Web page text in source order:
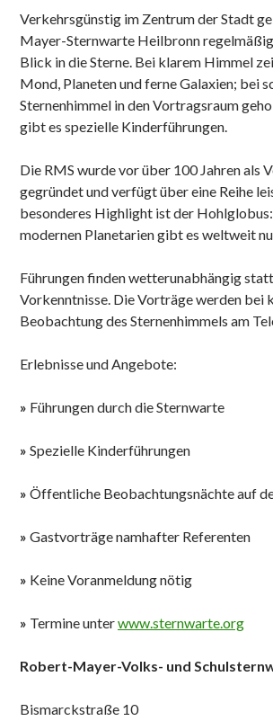
Verkehrsgünstig im Zentrum der Stadt
Mayer-Sternwarte Heilbronn
Blick in die Sterne. Bei klarem Himmel
Mond, Planeten und ferne Galaxien; bei
Sternenhimmel in den Vortragsraum
gibt es spezielle Kinderführungen.
Die RMS wurde vor über 100 Jahren als
gegründet und verfügt über eine Reihe
besonderes Highlight ist der
modernen Planetarien gibt es weltweit
Führungen finden wetterunabhängig
Vorkenntnisse. Die Vorträge werden bei
Beobachtung des Sternenhimmels am
Erlebnisse und Angebote:
» Führungen durch die Sternwarte
» Spezielle Kinderführungen
» Öffentliche Beobachtungsnächte auf
» Gastvorträge namhafter Referenten
» Keine Voranmeldung nötig
» Termine unterwww.sternwarte.org
Robert-Mayer-Volks- und